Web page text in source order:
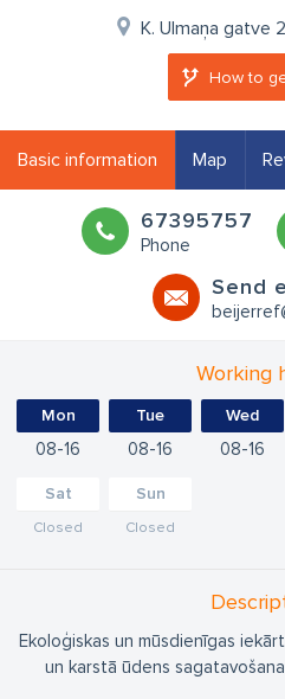
K. Ulmaņa gatve
How to
Basic information Map
67395757
Phone
Send
Working
Mon
08 16
Tue
08 16
Wed
08 16
Sat
Closed
Sun
Closed
Ekoloģiskas un mūsdienīgas
un karstā ūdens